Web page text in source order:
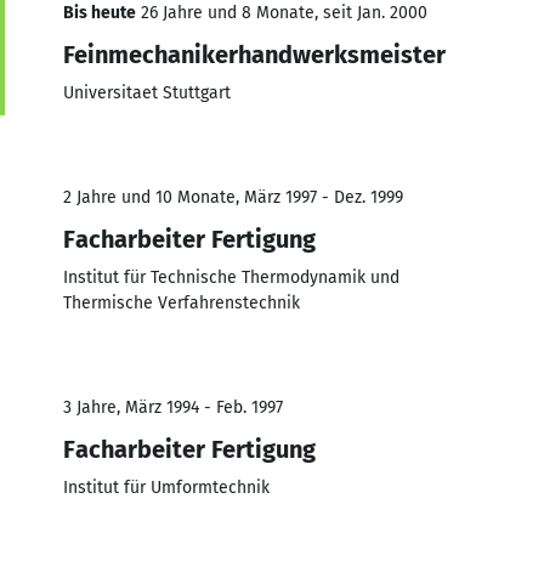
Bis heute 26 Jahre und 8 Monate, seit Jan. 2000
Feinmechanikerhandwerksmeister
Universitaet Stuttgart
2 Jahre und 10 Monate, März 1997 - Dez. 1999
Facharbeiter Fertigung
Institut für Technische Thermodynamik und
Thermische Verfahrenstechnik
3 Jahre, März 1994 - Feb. 1997
Facharbeiter Fertigung
Institut für Umformtechnik